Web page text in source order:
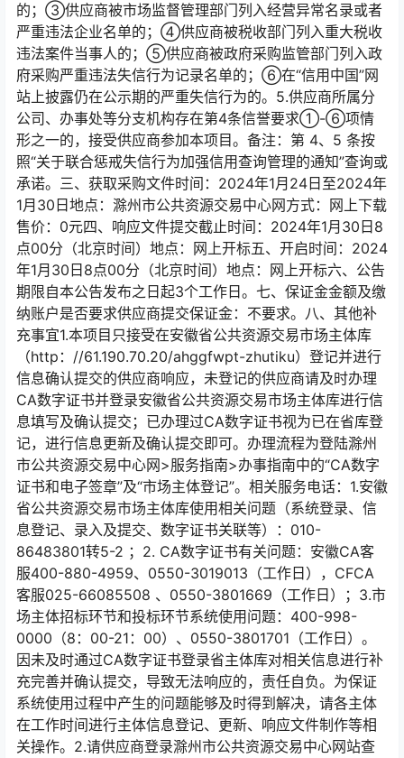
的；③供应商被市场监督管理部门列入经营异常名录或者
严重违法企业名单的；④供应商被税收部门列入重大税收
违法案件当事人的；⑤供应商被政府采购监管部门列入政
府采购严重违法失信行为记录名单的；⑥在“信用中国”网
站上披露仍在公示期的严重失信行为的。5.供应商所属分
公司、办事处等分支机构存在第4条信誉要求①-⑥项情
形之一的，接受供应商参加本项目。备注：第 4、5 条按
照“关于联合惩戒失信行为加强信用查询管理的通知”查询或
承诺。三、获取采购文件时间：2024年1月24日至2024年
1月30日地点：滁州市公共资源交易中心网方式：网上下载
售价：0元四、响应文件提交截止时间：2024年1月30日8
点00分（北京时间）地点：网上开标五、开启时间：2024
年1月30日8点00分（北京时间）地点：网上开标六、公告
期限自本公告发布之日起3个工作日。七、保证金金额及缴
纳账户是否要求供应商提交保证金：不要求。八、其他补
充事宜1.本项目只接受在安徽省公共资源交易市场主体库
（http：//61.190.70.20/ahggfwpt-zhutiku）登记并进行
信息确认提交的供应商响应，未登记的供应商请及时办理
CA数字证书并登录安徽省公共资源交易市场主体库进行信
息填写及确认提交；已办理过CA数字证书视为已在省库登
记，进行信息更新及确认提交即可。办理流程为登陆滁州
市公共资源交易中心网>服务指南>办事指南中的“CA数字
证书和电子签章”及“市场主体登记”。相关服务电话：1.安徽
省公共资源交易市场主体库使用相关问题（系统登录、信
息登记、录入及提交、数字证书关联等）：010-
86483801转5-2 ；2. CA数字证书有关问题：安徽CA客
服400-880-4959、0550-3019013（工作日），CFCA
客服025-66085508 、0550-3801669（工作日）；3.市
场主体招标环节和投标环节系统使用问题：400-998-
0000（8：00-21：00）、0550-3801701（工作日）。
因未及时通过CA数字证书登录省主体库对相关信息进行补
充完善并确认提交，导致无法响应的，责任自负。为保证
系统使用过程中产生的问题能够及时得到解决，请各主体
在工作时间进行主体信息登记、更新、响应文件制作等相
关操作。2.请供应商登录滁州市公共资源交易中心网站查